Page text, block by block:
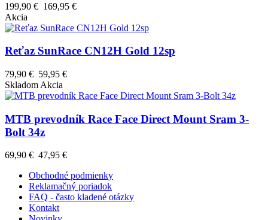
199,90 € 169,95 €
Akcia
Reťaz SunRace CN12H Gold 12sp
79,90 € 59,95 €
Skladom Akcia
MTB prevodník Race Face Direct Mount Sram 3-
Bolt 34z
69,90 € 47,95 €
Obchodné podmienky
Reklamačný poriadok
FAQ - často kladené otázky
Kontakt